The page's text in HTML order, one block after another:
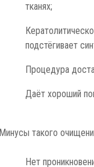
тканях;
подстёгивает
Процедура
Даёт хороший
Минусы такого
Нет